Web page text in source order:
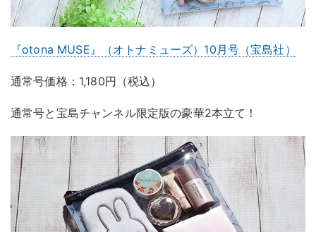
『otona MUSE』（オトナミューズ）10月号（宝島社）
通常号価格：1,180円（税込）
通常号と宝島チャンネル限定版の豪華2本立て！